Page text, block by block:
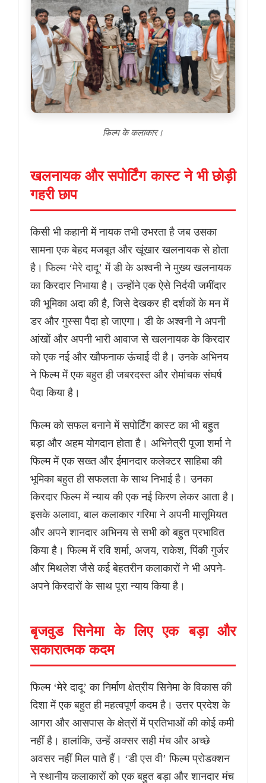
फिल्म के कलाकार।
खलनायक और सपोर्टिंग कास्ट ने भी छोड़ी
गहरी छाप
किसी भी कहानी में नायक तभी उभरता है जब उसका
सामना एक बेहद मजबूत और खूंखार खलनायक से होता
है। फिल्म ‘मेरे दादू’ में डी के अश्वनी ने मुख्य खलनायक
का किरदार निभाया है। उन्होंने एक ऐसे निर्दयी जमींदार
की भूमिका अदा की है, जिसे देखकर ही दर्शकों के मन में
डर और गुस्सा पैदा हो जाएगा। डी के अश्वनी ने अपनी
आंखों और अपनी भारी आवाज से खलनायक के किरदार
को एक नई और खौफनाक ऊंचाई दी है। उनके अभिनय
ने फिल्म में एक बहुत ही जबरदस्त और रोमांचक संघर्ष
पैदा किया है।
फिल्म को सफल बनाने में सपोर्टिंग कास्ट का भी बहुत
बड़ा और अहम योगदान होता है। अभिनेत्री पूजा शर्मा ने
फिल्म में एक सख्त और ईमानदार कलेक्टर साहिबा की
भूमिका बहुत ही सफलता के साथ निभाई है। उनका
किरदार फिल्म में न्याय की एक नई किरण लेकर आता है।
इसके अलावा, बाल कलाकार गरिमा ने अपनी मासूमियत
और अपने शानदार अभिनय से सभी को बहुत प्रभावित
किया है। फिल्म में रवि शर्मा, अजय, राकेश, पिंकी गुर्जर
और मिथलेश जैसे कई बेहतरीन कलाकारों ने भी अपने-
अपने किरदारों के साथ पूरा न्याय किया है।
बृजवुड सिनेमा के लिए एक बड़ा और
सकारात्मक कदम
फिल्म ‘मेरे दादू’ का निर्माण क्षेत्रीय सिनेमा के विकास की
दिशा में एक बहुत ही महत्वपूर्ण कदम है। उत्तर प्रदेश के
आगरा और आसपास के क्षेत्रों में प्रतिभाओं की कोई कमी
नहीं है। हालांकि, उन्हें अक्सर सही मंच और अच्छे
अवसर नहीं मिल पाते हैं। ‘डी एस वी’ फिल्म प्रोडक्शन
ने स्थानीय कलाकारों को एक बहुत बड़ा और शानदार मंच